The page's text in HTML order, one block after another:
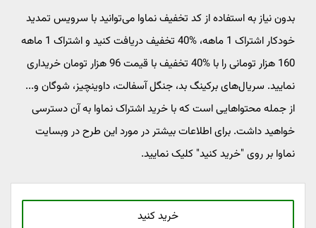
بدون نیاز به استفاده از کد تخفیف نماوا می‌توانید با سرویس تمدید
خودکار اشتراک 1 ماهه، %40 تخفیف دریافت کنید و اشتراک 1 ماهه
160 هزار تومانی را با %40 تخفیف با قیمت 96 هزار تومان خریداری
نمایید. سریال‌های برکینگ بد، جنگل آسفالت، داوینچیز، شوگان و...
از جمله محتواهایی است که با خرید اشتراک نماوا به آن دسترسی
خواهید داشت. برای اطلاعات بیشتر در مورد این طرح در وبسایت
نماوا بر روی "خرید کنید" کلیک نمایید.
خرید کنید